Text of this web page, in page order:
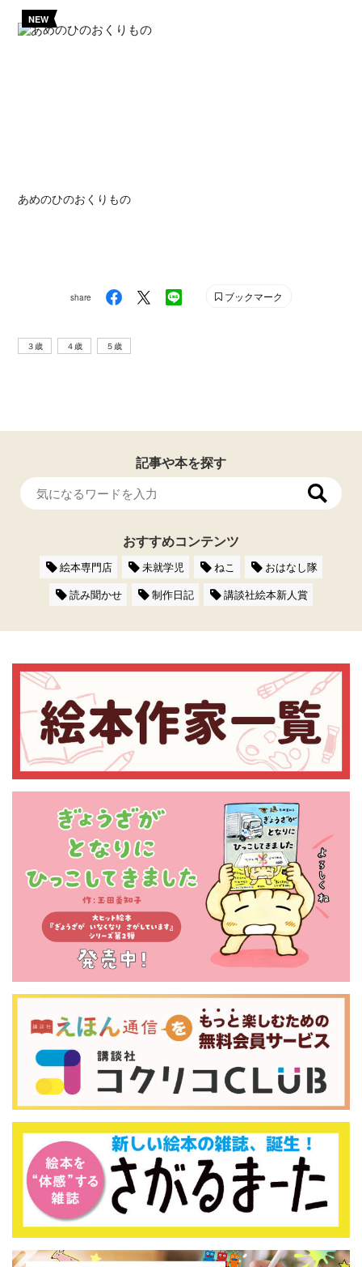
NEW
あめのひのおくりもの
share ブックマーク
３歳 ４歳 ５歳
記事や本を探す
おすすめコンテンツ
絵本専門店 未就学児 ねこ
おはなし隊
読み聞かせ
制作日記 講談社絵本新人賞